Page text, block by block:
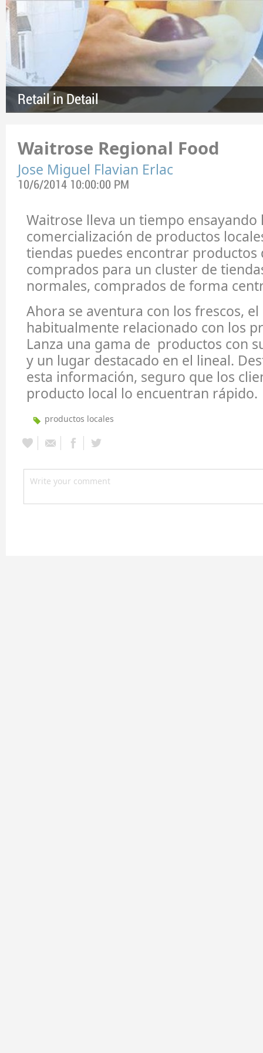
Retail in Detail
Waitrose Regional Food
Jose Miguel Flavian Erlac
10/6/2014 10:00:00 PM
Waitrose lleva un tiempo ensayando
comercialización de productos
tiendas puedes encontrar productos
comprados para un cluster de
normales, comprados de forma
Ahora se aventura con los frescos,
habitualmente relacionado con los
Lanza una gama de productos con
y un lugar destacado en el lineal.
esta información, seguro que los
producto local lo encuentran rápido.
productos locales